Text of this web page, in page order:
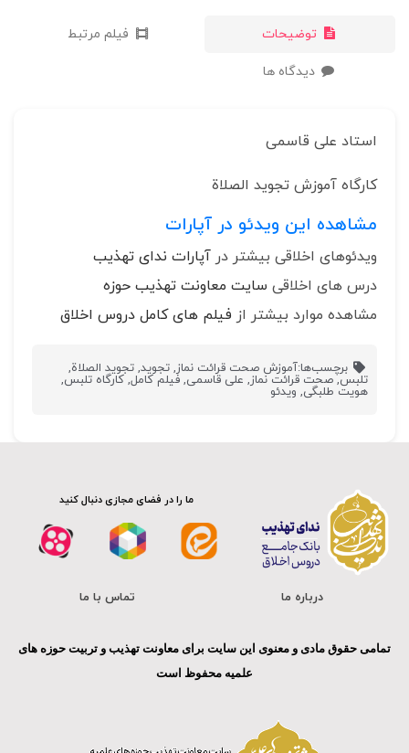
توضیحات فیلم مرتبط
دیدگاه ها
استاد علی قاسمی
کارگاه آموزش تجوید الصلاة
مشاهده این ویدئو در آپارات
ویدئوهای اخلاقی بیشتر در آپارات ندای تهذیب
درس های اخلاقی سایت معاونت تهذیب حوزه
مشاهده موارد بیشتر از فیلم های کامل دروس اخلاق
برچسب‌ها:آموزش صحت قرائت نماز,تجوید,تجوید الصلاة,
تلبس,صحت قرائت نماز, علی قاسمی, فیلم کامل, کارگاه تلبس,
هویت طلبگی, ویدئو
ما را در فضای مجازی دنبال کنید
درباره ما تماس با ما
تمامی حقوق مادی و معنوی این سایت برای معاونت تهذیب و تربیت حوزه های
علمیه محفوظ است